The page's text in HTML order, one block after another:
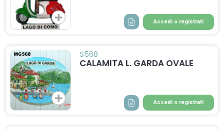
Accedi o registrati
S568
CALAMITA L. GARDA OVALE
Accedi o registrati